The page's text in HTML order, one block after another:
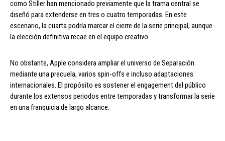
como Stiller han mencionado previamente que la trama central se
diseñó para extenderse en tres o cuatro temporadas. En este
escenario, la cuarta podría marcar el cierre de la serie principal, aunque
la elección definitiva recae en el equipo creativo.
No obstante, Apple considera ampliar el universo de Separación
mediante una precuela, varios spin-offs e incluso adaptaciones
internacionales. El propósito es sostener el engagement del público
durante los extensos periodos entre temporadas y transformar la serie
en una franquicia de largo alcance.